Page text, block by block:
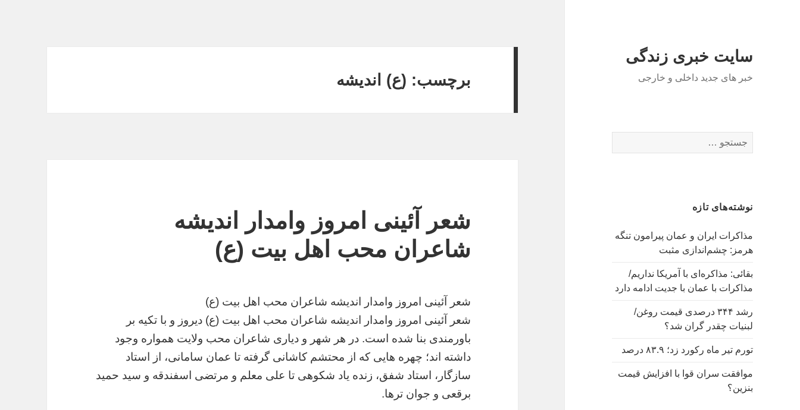
سایت خبری زندگی
خبر های جدید داخلی و خارجی
س
ب
ا
ی
نوشته‌های تازه
مذاکرات ایران و عمان پیرامون تنگه
هرمز: چشم‌اندازی مثبت
بقائی: مذاکره‌ای با آمریکا نداریم/
مذاکرات با عمان با جدیت ادامه دارد
رشد ۳۴۴ درصدی قیمت روغن/
لبنیات چقدر گران شد؟
تورم تیر ماه رکورد زد؛ ۸۳.۹ درصد
موافقت سران قوا با افزایش قیمت
بنزین؟
برچسب: (ع) اندیشه
شعر آئینی امروز وامدار اندیشه
شاعران محب اهل بیت (ع)
شعر آئینی امروز وامدار اندیشه شاعران محب اهل بیت (ع)
شعر آئینی امروز وامدار اندیشه شاعران محب اهل بیت (ع) دیروز و با تکیه بر
باورمندی بنا شده است. در هر شهر و دیاری شاعران محب ولایت همواره وجود
داشته اند؛ چهره هایی که از محتشم کاشانی گرفته تا عمان سامانی، از استاد
سازگار، استاد شفق، زنده یاد شکوهی تا علی معلم و مرتضی اسفندقه و سید حمید
برقعی و جوان ترها.